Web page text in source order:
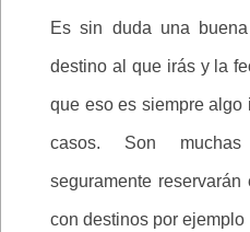
Es sin duda una
destino al que irás y la
que eso es siempre
casos. Son
seguramente
con destinos por